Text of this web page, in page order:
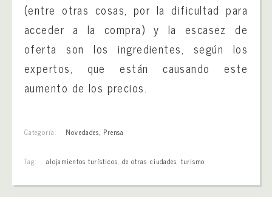
(entre otras cosas, por la dificultad para
acceder a la compra) y la escasez de
oferta son los ingredientes, según los
expertos, que están causando este
aumento de los precios.
Categoría: Novedades, Prensa
Tag: alojamientos turísticos,de otras ciudades, turismo